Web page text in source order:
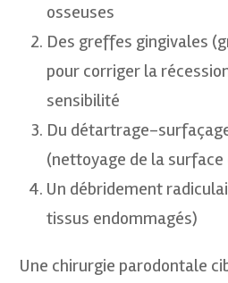
osseuses
Des greffes gingivales
pour corriger la
sensibilité
Du détartrage-
(nettoyage de la surface
Un débridement
tissus endommagés)
Une chirurgie parodontale